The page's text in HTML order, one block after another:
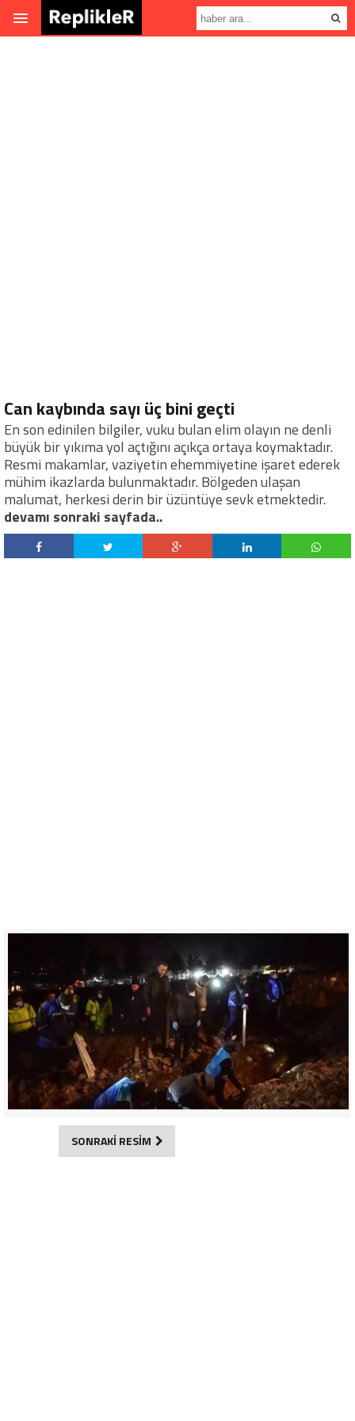
Can kaybında sayı üç bini geçti
En son edinilen bilgiler, vuku bulan elim olayın ne denli
büyük bir yıkıma yol açtığını açıkça ortaya koymaktadır.
Resmi makamlar, vaziyetin ehemmiyetine işaret ederek
mühim ikazlarda bulunmaktadır. Bölgeden ulaşan
malumat, herkesi derin bir üzüntüye sevk etmektedir.
devamı sonraki sayfada..
SONRAKİ RESİM